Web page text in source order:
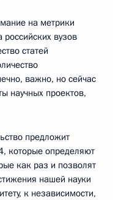
на метрики
вузов
статей
важно, но сейчас
научных проектов,
предложит
которые определяют
как раз и позволят
нашей науки
к независимости,